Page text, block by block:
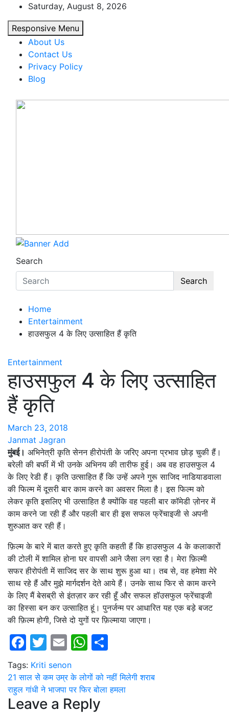
content
Saturday, August 8, 2026
Responsive Menu
About Us
Contact Us
Privacy Policy
Blog
Search
Search
Home
Entertainment
हाउसफुल 4 के लिए उत्साहित हैं कृति
Entertainment
हाउसफुल 4 के लिए उत्साहित
हैं कृति
March 23, 2018
Janmat Jagran
मुंबई। अभिनेत्री कृति सेनन हीरोपंती के जरिए अपना प्रभाव छोड़ चुकी हैं।
बरेली की बर्फी में भी उनके अभिनय की तारीफ हुई। अब वह हाउसफुल 4
के लिए रेडी हैं। कृति उत्साहित हैं कि उन्हें अपने गुरू साजिद नाडियाडवाला
की फिल्म में दूसरी बार काम करने का अवसर मिला है। इस फिल्म को
लेकर कृति इसलिए भी उत्साहित है क्योंकि वह पहली बार कॉमेडी ज़ोनर में
काम करने जा रही हैं और पहली बार ही इस सफल फ्रेंचाइजी से अपनी
शुरुआत कर रही हैं।
फ़िल्म के बारे में बात करते हुए कृति कहती हैं कि हाउसफुल 4 के कलाकारों
की टोली में शामिल होना घर वापसी आने जैसा लग रहा है। मेरा फ़िल्मी
सफर हीरोपंती में साजिद सर के साथ शुरू हुआ था। तब से, वह हमेशा मेरे
साथ रहे हैं और मुझे मार्गदर्शन देते आये हैं। उनके साथ फिर से काम करने
के लिए मैं बेसब्री से इंतज़ार कर रही हूँ और सफल हॉउसफुल फ्रेंचाइजी
का हिस्सा बन कर उत्साहित हूं। पुनर्जन्म पर आधारित यह एक बड़े बजट
की फ़िल्म होगी, जिसे दो युगों पर फ़िल्माया जाएगा।
Facebook
Twitter
EmailWhatsApp
Tags: Kriti senon
Post
navigation
21 साल सेे कम उम्र के लोगों को नहीं मिलेगी शराब
राहुल गांधी ने भाजपा पर फिर बोला हमला
Leave a Reply